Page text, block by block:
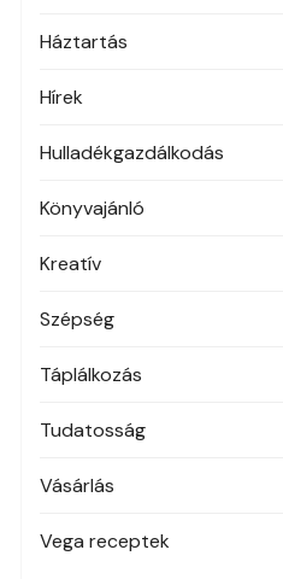
Háztartás
Hírek
Hulladékgazdálkodás
Könyvajánló
Kreatív
Szépség
Táplálkozás
Tudatosság
Vásárlás
Vega receptek